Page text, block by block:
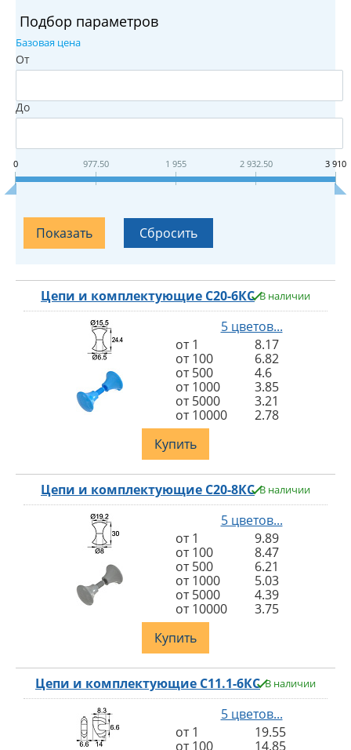
Подбор параметров
Базовая цена
От
До
0 977.50 1 955 2 932.50 3 910
Цепи и комплектующие С20-6КС В наличии
5 цветов...
от 1
8.17
от 100
6.82
от 500
4.6
от 1000
3.85
от 5000
3.21
от 10000
2.78
Купить
Цепи и комплектующие С20-8КС В наличии
5 цветов...
от 1
9.89
от 100
8.47
от 500
6.21
от 1000
5.03
от 5000
4.39
от 10000
3.75
Купить
Цепи и комплектующие С11.1-6КС В наличии
5 цветов...
от 1
19.55
от 100
14.85